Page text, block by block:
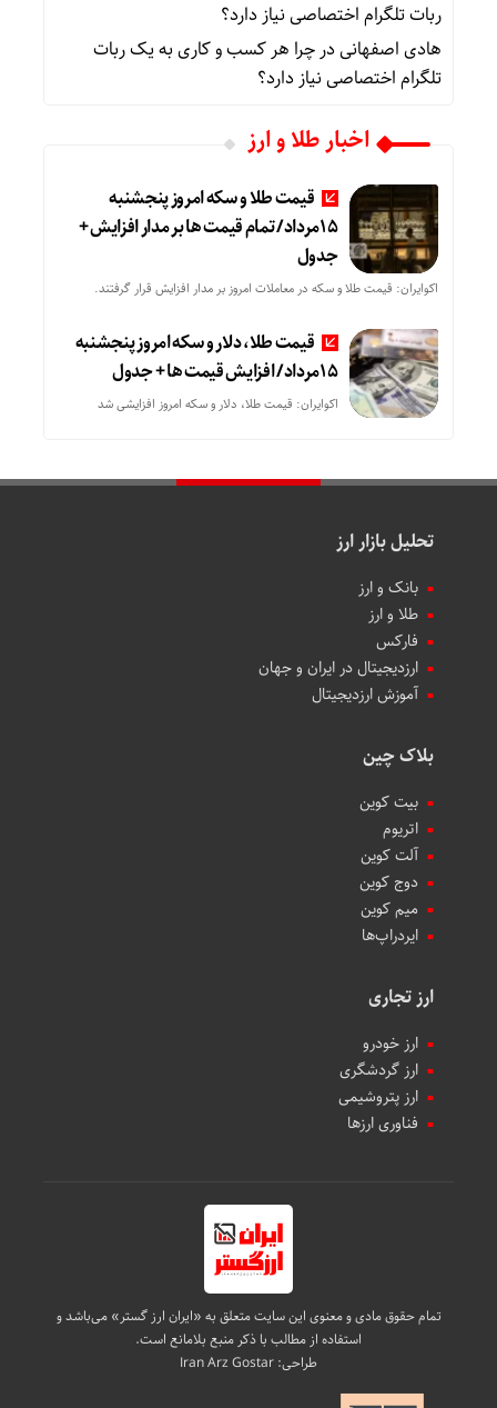
ربات تلگرام اختصاصی نیاز دارد؟
هادی اصفهانیدرچرا هر کسب‌ و کاری به یک ربات
تلگرام اختصاصی نیاز دارد؟
اخبار طلا و ارز
قیمت طلا و سکه امروز پنجشنبه
15مرداد/ تمام قیمت ها بر مدار افزایش +
جدول
اکوایران: قیمت طلا و سکه در معاملات امروز بر مدار افزایش قرار گرفتند.
قیمت طلا، دلار و سکه امروز پنجشنبه
15مرداد/ افزایش قیمت ها + جدول
اکوایران: قیمت طلا، دلار و سکه امروز افزایشی شد
تحلیل بازار ارز
بانک و ارز
طلا و ارز
فارکس
ارزدیجیتال در ایران و جهان
آموزش ارزدیجیتال
بلاک چین
بیت کوین
اتریوم
آلت کوین
دوج کوین
میم کوین‌
ایردراپ‌ها
ارز تجاری
ارز خودرو
ارز گردشگری
ارز پتروشیمی
فناوری ارزها
تمام حقوق مادی و معنوی این سایت متعلق به «ایران ارز گستر» می‌باشد و
استفاده از مطالب با ذکر منبع بلامانع است.
طراحی:Iran Arz Gostar